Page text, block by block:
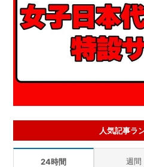
人気記事ラ
24時間 週間